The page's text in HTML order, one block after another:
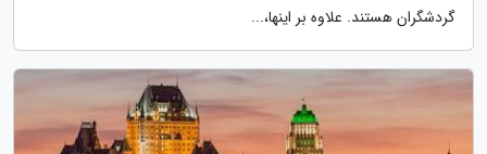
گردشگران هستند. علاوه بر اینها،...